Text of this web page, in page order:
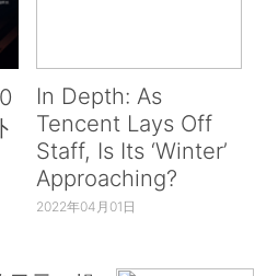
In Depth: As
Tencent Lays Off
Staff, Is Its ‘Winter’
Approaching?
2022年04月01日